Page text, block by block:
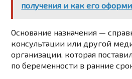
получения и как его
Основание назначения —
консультации или другой
организации, которая
по беременности в ранние